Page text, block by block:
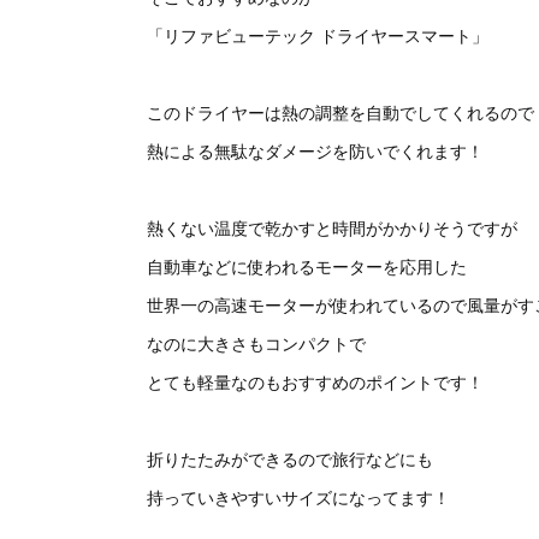
「リファビューテック ドライヤースマート」
このドライヤーは熱の調整を自動でしてくれるので
熱による無駄なダメージを防いでくれます！
熱くない温度で乾かすと時間がかかりそうですが
自動車などに使われるモーターを応用した
世界一の高速モーターが使われているので風量が
なのに大きさもコンパクトで
とても軽量なのもおすすめのポイントです！
折りたたみができるので旅行などにも
持っていきやすいサイズになってます！